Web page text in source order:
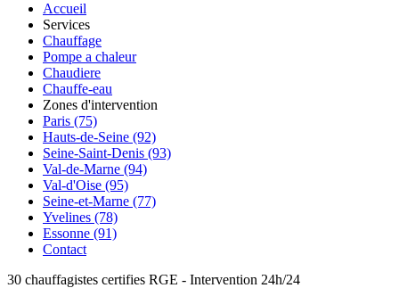
Accueil
Services
Chauffage
Pompe a chaleur
Chaudiere
Chauffe-eau
Zones d'intervention
Paris (75)
Hauts-de-Seine (92)
Seine-Saint-Denis (93)
Val-de-Marne (94)
Val-d'Oise (95)
Seine-et-Marne (77)
Yvelines (78)
Essonne (91)
Contact
30 chauffagistes certifies RGE - Intervention 24h/24